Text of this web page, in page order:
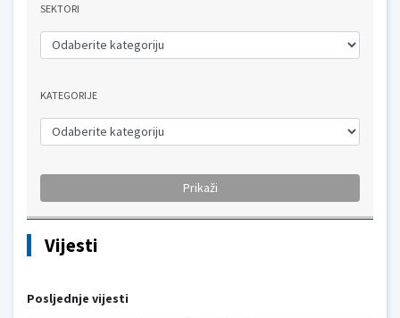
SEKTORI
KATEGORIJE
Vijesti
Posljednje vijesti